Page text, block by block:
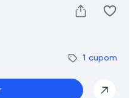
1 cupom